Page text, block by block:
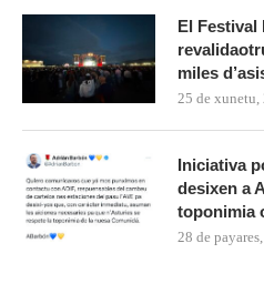
El Festival
miles
25 de xunetu,
Iniciativa
desixen a
toponimia
28 de